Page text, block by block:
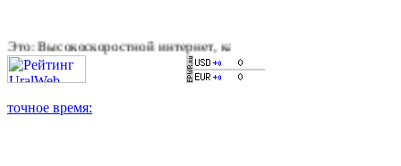
интернет, качественное цифровое и кабельное